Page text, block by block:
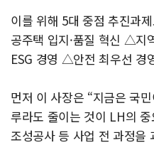
이를 위해 5대 중점 추진과
공주택 입지·품질 혁신 △
ESG 경영 △안전 최우선 경
먼저 이 사장은 “지금은 국
루라도 줄이는 것이 LH의
조성공사 등 사업 전 과정을